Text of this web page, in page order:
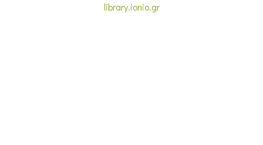
library.ionio.gr